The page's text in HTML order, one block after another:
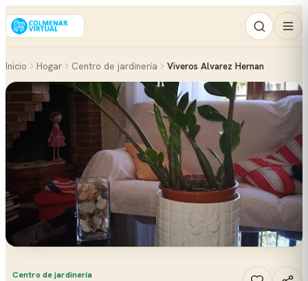
Inicio Hogar Centro de jardinería Viveros Alvarez Hernan
Centro de jardinería